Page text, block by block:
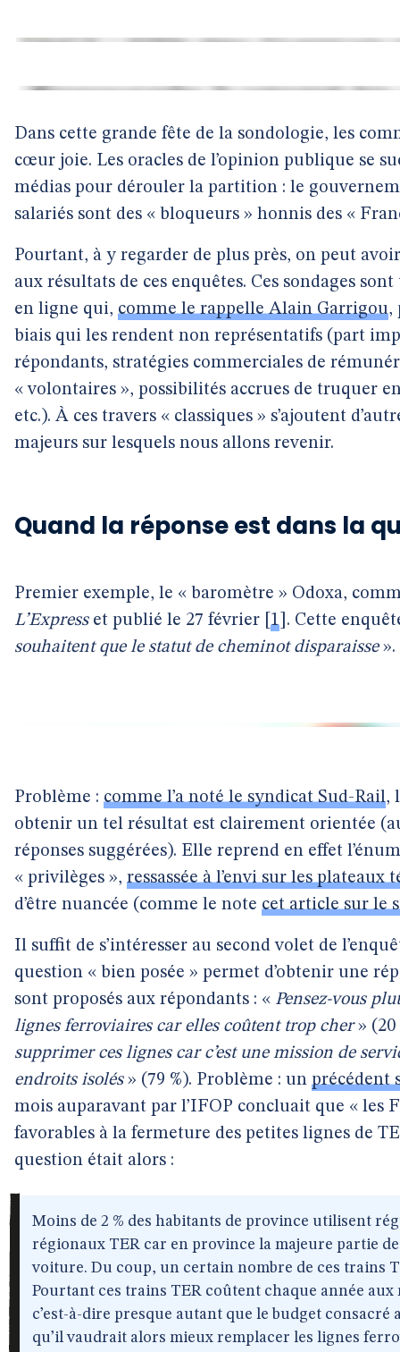
Dans cette grande fête de la sondologie, les
cœur joie. Les oracles de l’opinion publique se
médias pour dérouler la partition : le
salariés sont des « bloqueurs » honnis des «
Pourtant, à y regarder de plus près, on peut
aux résultats de ces enquêtes. Ces sondages
en ligne qui, comme le rappelle Alain Garrigou,
biais qui les rendent non représentatifs (part
répondants, stratégies commerciales de
« volontaires », possibilités accrues de truquer
etc.). À ces travers « classiques » s’ajoutent
majeurs sur lesquels nous allons revenir.
Quand la réponse est dans la
Premier exemple, le « baromètre » Odoxa,
L’Expresset publié le 27 février 1 . Cette
souhaitent que le statut de cheminot disparaisse».
Problème : comme l’a noté le syndicat Sud-Rail,
obtenir un tel résultat est clairement orientée
réponses suggérées). Elle reprend en effet
« privilèges », ressassée à l’envi sur les plateaux
d’être nuancée (comme le note cet article sur le
Il suffit de s’intéresser au second volet de
question « bien posée » permet d’obtenir une
sont proposés aux répondants : « Pensez-vous
lignes ferroviaires car elles coûtent trop cher» (20
supprimer ces lignes car c’est une mission de
endroits isolés» (79 %). Problème : un précédent
mois auparavant par l’IFOP concluait que « les
favorables à la fermeture des petites lignes de
question était alors :
Moins de 2 % des habitants de province utilisent
régionaux TER car en province la majeure partie
voiture. Du coup, un certain nombre de ces trains
Pourtant ces trains TER coûtent chaque année aux
c’est-à-dire presque autant que le budget consacré
qu’il vaudrait alors mieux remplacer les lignes